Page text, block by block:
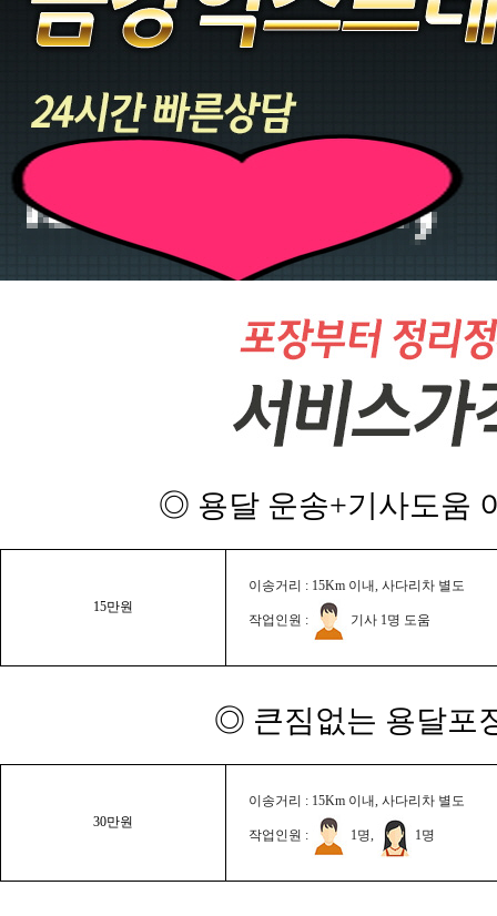
◎ 용달 운송+기사도움
15만원
이송거리 : 15Km 이내, 사다리차 별도
작업인원 : 기사 1명 도움
◎ 큰짐없는 용달포
30만원
이송거리 : 15Km 이내, 사다리차 별도
작업인원 : 1명, 1명